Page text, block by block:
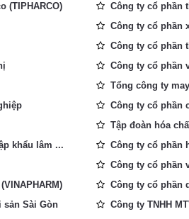
(TIPHARCO)
khẩu lâm ...
sản Sài Gòn
Công ty cổ phần
Công ty cổ phần
Công ty cổ phần
Công ty cổ phần
Tổng công ty
Công ty cổ phần
Tập đoàn hóa
Công ty cổ phần
Công ty cổ phần
Công ty cổ phần
Công ty TNHH